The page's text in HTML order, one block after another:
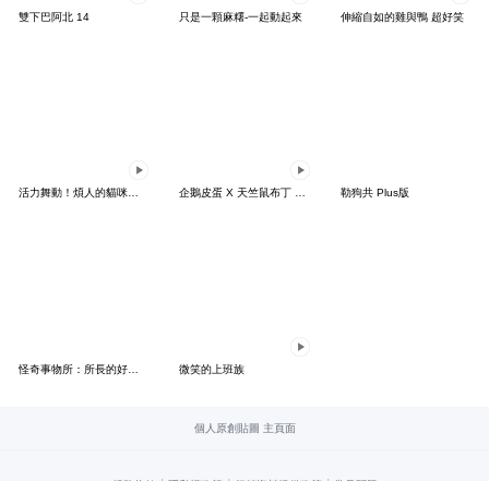
雙下巴阿北 14 只是一顆麻糬-一起動起來 伸縮自如的雞與鴨 超好笑
活力舞動！煩人的貓咪★迷你版 2 企鵝皮蛋 X 天竺鼠布丁 有點厭世 勒狗共 Plus版
微笑的上班族
個人原創貼圖 主頁面